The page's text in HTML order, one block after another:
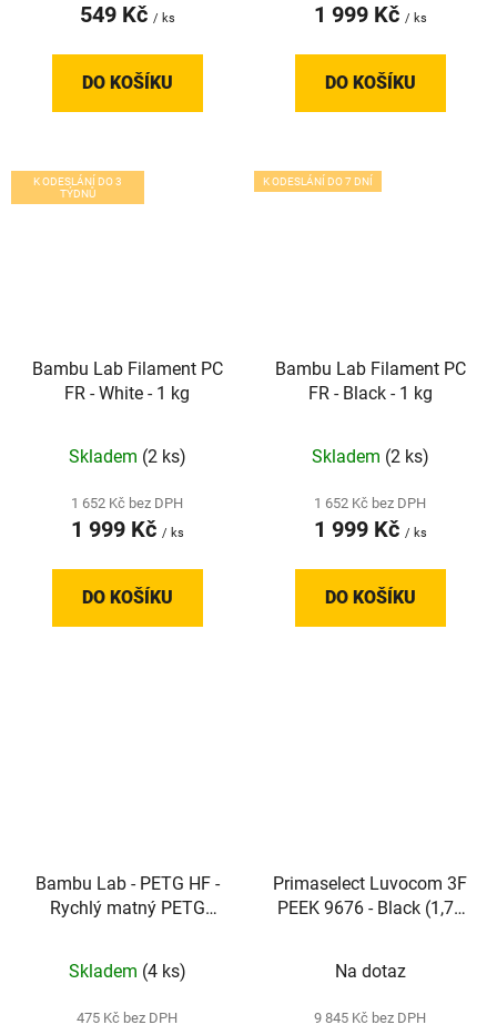
549 Kč / ks
DO KOŠÍKU
1 999 Kč / ks
DO KOŠÍKU
K ODESLÁNÍ DO 3
TÝDNŮ
Bambu Lab Filament PC
FR - White - 1 kg
Skladem (2 ks)
1 652 Kč bez DPH
1 999 Kč / ks
DO KOŠÍKU
K ODESLÁNÍ DO 7 DNÍ
Bambu Lab Filament PC
FR - Black - 1 kg
Skladem (2 ks)
1 652 Kč bez DPH
1 999 Kč / ks
DO KOŠÍKU
Bambu Lab - PETG HF -
Rychlý matný PETG
Skladem (4 ks)
475 Kč bez DPH
Primaselect Luvocom 3F
PEEK 9676 - Black (1,75
Na dotaz
9 845 Kč bez DPH